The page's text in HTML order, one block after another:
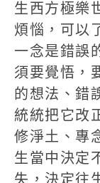
生西方極樂
煩惱，可以
一念是錯誤
須要覺悟，
的想法、錯
統統把它改
修淨土、專
生當中決定
失，決定往